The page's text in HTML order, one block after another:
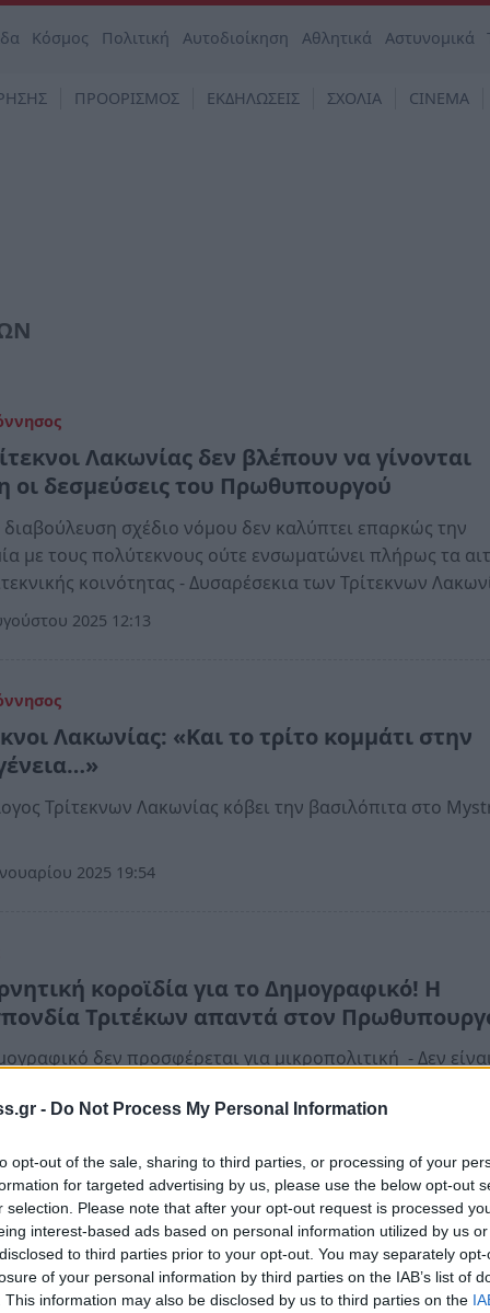
- Do Not Process My Personal Information
opt-out of the sale, sharing to third parties, or processing of your
for targeted advertising by us, please use the below opt-out
selection. Please note that after your opt-out request is processed
interest-based ads based on personal information utilized by us
to third parties prior to your opt-out. You may separately
of your personal information by third parties on the IAB’s list of
This information may also be disclosed by us to third parties on the
Κόσμος Πολιτική Αυτοδιοίκηση Αθλητικά Αστυνομικά
ΠΡΟΟΡΙΣΜΟΣ ΕΚΔΗΛΩΣΕΙΣ ΣΧΟΛΙΑ CINEMA
Λακωνίας δεν βλέπουν να γίνονται
οι δεσμεύσεις του Πρωθυπουργού
σχέδιο νόμου δεν καλύπτει επαρκώς την
με τους πολύτεκνους ούτε ενσωματώνει πλήρως τα
κοινότητας - Δυσαρέσεκια των Τρίτεκνων
2025 12:13
Λακωνίας: «Και το τρίτο κομμάτι στην
Τρίτεκνων Λακωνίας κόβει την βασιλόπιτα στο
2025 19:54
κοροϊδία για το Δημογραφικό! Η
Τριτέκων απαντά στον
δεν προσφέρεται για μικροπολιτική - Δεν
εθνικό, κοινωνικό και οικονομικό ζήτημα»
τα αιτήματα τους οι Τρίτεκνοι
στο Σύνταγμα